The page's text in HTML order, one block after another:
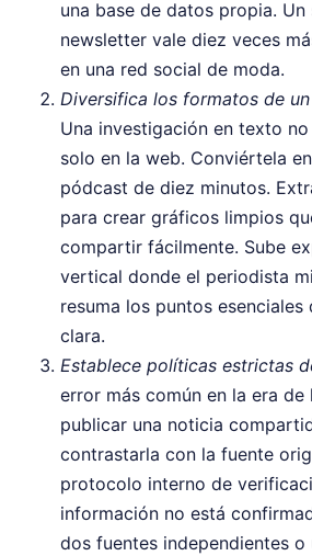
una base de datos propia.
newsletter vale diez veces
en una red social de moda.
Diversifica los formatos de
Una investigación en texto
solo en la web. Conviértela
pódcast de diez minutos.
para crear gráficos limpios
compartir fácilmente. Sube
vertical donde el periodista
resuma los puntos
clara.
Establece políticas estrictas
error más común en la era de
publicar una noticia
contrastarla con la fuente
protocolo interno de
información no está
dos fuentes independientes o